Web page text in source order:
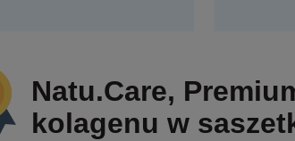
Natu.Care,
kolagenu w